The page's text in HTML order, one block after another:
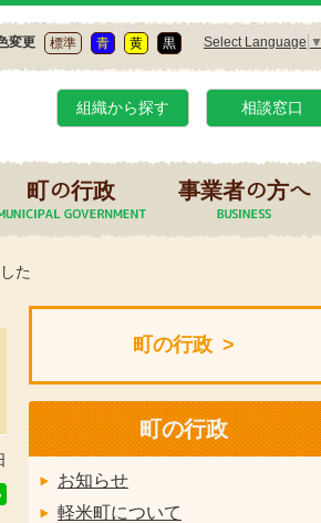
変更 標準 青 黄 黒 Select Language ▼
組織から探す 相談窓口
町の行政 事業者の方へ
た
町の行政
町の行政
お知らせ
軽米町について